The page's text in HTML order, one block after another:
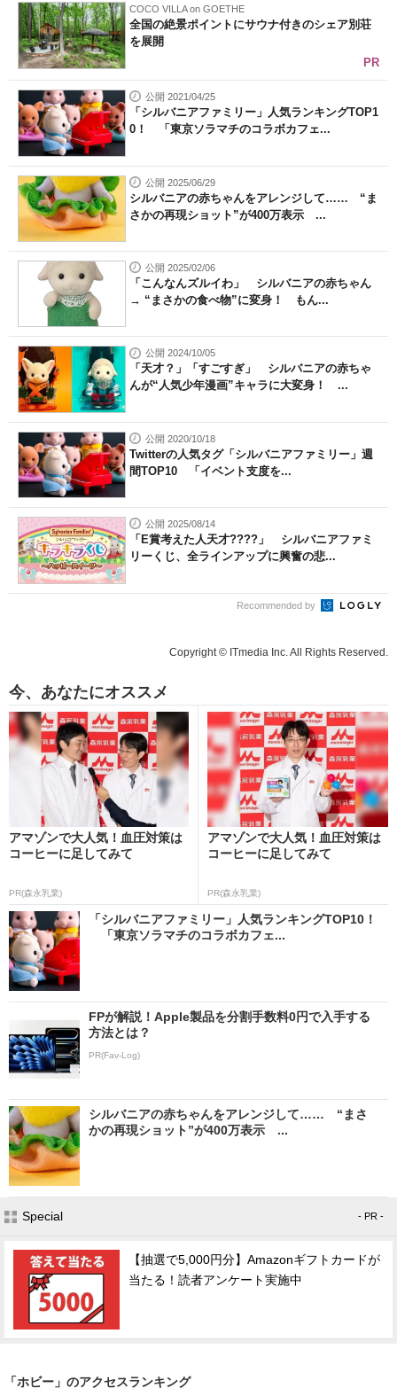
COCO VILLA on GOETHE
全国の絶景ポイントにサウナ付きのシェア別荘
を展開
PR
公開 2021/04/25
「シルバニアファミリー」人気ランキングTOP1
0！ 「東京ソラマチのコラボカフェ...
公開 2025/06/29
シルバニアの赤ちゃんをアレンジして…… “ま
さかの再現ショット”が400万表示 ...
公開 2025/02/06
「こんなんズルイわ」 シルバニアの赤ちゃん
→ “まさかの食べ物”に変身！ もん...
公開 2024/10/05
「天才？」「すごすぎ」 シルバニアの赤ちゃ
んが“人気少年漫画”キャラに大変身！ ...
公開 2020/10/18
Twitterの人気タグ「シルバニアファミリー」週
間TOP10 「イベント支度を...
公開 2025/08/14
「E賞考えた人天才????」 シルバニアファミ
リーくじ、全ラインアップに興奮の悲...
Recommended by
Copyright © ITmedia Inc. All Rights Reserved.
今、あなたにオススメ
アマゾンで大人気！血圧対策は
コーヒーに足してみて
PR(森永乳業)
アマゾンで大人気！血圧対策は
コーヒーに足してみて
PR(森永乳業)
「シルバニアファミリー」人気ランキングTOP10！
「東京ソラマチのコラボカフェ...
FPが解説！Apple製品を分割手数料0円で入手する
方法とは？
PR(Fav-Log)
シルバニアの赤ちゃんをアレンジして…… “まさ
かの再現ショット”が400万表示 ...
Special - PR -
【抽選で5,000円分】Amazonギフトカードが
当たる！読者アンケート実施中
「ホビー」のアクセスランキング